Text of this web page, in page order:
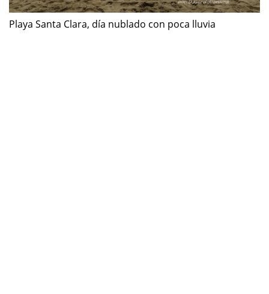
Playa Santa Clara, día nublado con poca lluvia